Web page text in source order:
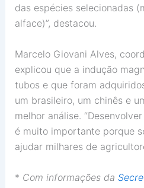
das espécies selecionadas
alface)”, destacou.
Marcelo Giovani Alves,
explicou que a indução
tubos e que foram
um brasileiro, um chinês e
melhor análise.
é muito importante porque
ajudar milhares de
* Com informações da